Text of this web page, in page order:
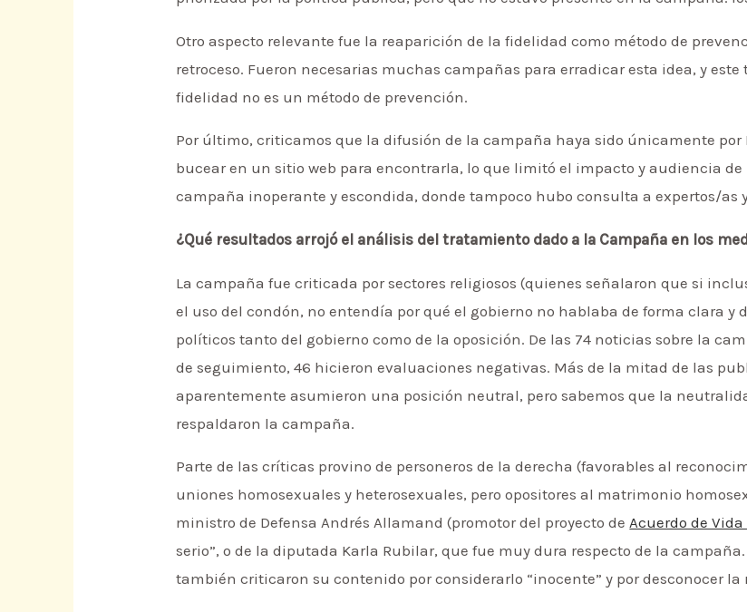
Otro aspecto relevante fue la reaparición de la fidelidad como método de
retroceso. Fueron necesarias muchas campañas para erradicar esta idea, y este
fidelidad no es un método de prevención.
Por último, criticamos que la difusión de la campaña haya sido únicamente por
bucear en un sitio web para encontrarla, lo que limitó el impacto y audiencia
campaña inoperante y escondida, donde tampoco hubo consulta a expertos/as
¿Qué resultados arrojó el análisis del tratamiento dado a la Campaña en los
La campaña fue criticada por sectores religiosos (quienes señalaron que si
el uso del condón, no entendía por qué el gobierno no hablaba de forma clara y
políticos tanto del gobierno como de la oposición. De las 74 noticias sobre la
de seguimiento, 46 hicieron evaluaciones negativas. Más de la mitad de las
aparentemente asumieron una posición neutral, pero sabemos que la
respaldaron la campaña.
Parte de las críticas provino de personeros de la derecha (favorables al
uniones homosexuales y heterosexuales, pero opositores al matrimonio
ministro de Defensa Andrés Allamand (promotor del proyecto deAcuerdo de
serio”, o de la diputada Karla Rubilar, que fue muy dura respecto de la
también criticaron su contenido por considerarlo “inocente” y por desconocer